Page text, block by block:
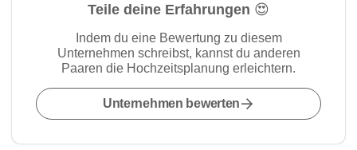
Teile deine Erfahrungen 😍
Indem du eine Bewertung zu diesem
Unternehmen schreibst, kannst du anderen
Paaren die Hochzeitsplanung erleichtern.
Unternehmen bewerten